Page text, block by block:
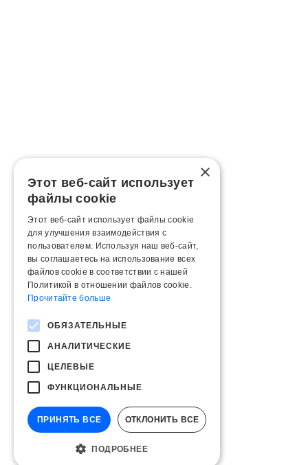
×
Этот веб-сайт использует
файлы cookie
Этот веб-сайт использует файлы cookie
для улучшения взаимодействия с
пользователем. Используя наш веб-сайт,
вы соглашаетесь на использование всех
файлов cookie в соответствии с нашей
Политикой в ​​отношении файлов cookie.
Прочитайте больше
ОБЯЗАТЕЛЬНЫЕ
АНАЛИТИЧЕСКИЕ
ЦЕЛЕВЫЕ
ФУНКЦИОНАЛЬНЫЕ
ПРИНЯТЬ ВСЕ ОТКЛОНИТЬ ВСЕ
ПОДРОБНЕЕ